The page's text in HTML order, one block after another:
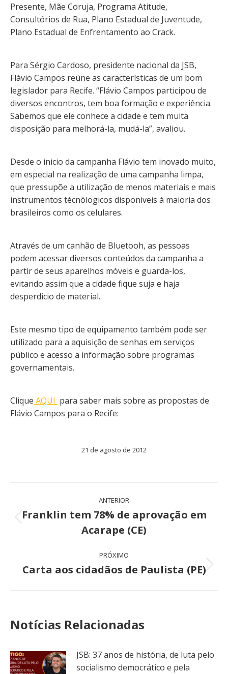
Presente, Mãe Coruja, Programa Atitude,
Consultórios de Rua, Plano Estadual de Juventude,
Plano Estadual de Enfrentamento ao Crack.
Para Sérgio Cardoso, presidente nacional da JSB,
Flávio Campos reúne as características de um bom
legislador para Recife. “Flávio Campos participou de
diversos encontros, tem boa formação e experiência.
Sabemos que ele conhece a cidade e tem muita
disposição para melhorá-la, mudá-la”, avaliou.
Desde o inicio da campanha Flávio tem inovado muito,
em especial na realização de uma campanha limpa,
que pressupõe a utilização de menos materiais e mais
instrumentos técnólogicos disponiveis à maioria dos
brasileiros como os celulares.
Através de um canhão de Bluetooh, as pessoas
podem acessar diversos conteúdos da campanha a
partir de seus aparelhos móveis e guarda-los,
evitando assim que a cidade fique suja e haja
desperdicio de material.
Este mesmo tipo de equipamento também pode ser
utilizado para a aquisição de senhas em serviços
público e acesso a informação sobre programas
governamentais.
Clique AQUI para saber mais sobre as propostas de
Flávio Campos para o Recife:
21 de agosto de 2012
Navegação
de
ANTERIOR
Post
anterior:
Franklin tem 78% de aprovação em
Acarape (CE)
PRÓXIMO
Próximo
Carta aos cidadãos de Paulista (PE)
Notícias Relacionadas
JSB: 37 anos de história, de luta pelo
socialismo democrático e pela